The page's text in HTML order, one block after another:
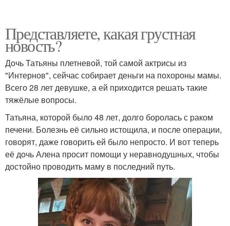
Представляете, какая грустная
новость?
Дочь Татьяны плетневой, той самой актрисы из
"Интернов", сейчас собирает деньги на похороны мамы.
Всего 28 лет девушке, а ей приходится решать такие
тяжёлые вопросы.
Татьяна, которой было 48 лет, долго боролась с раком
печени. Болезнь её сильно истощила, и после операции,
говорят, даже говорить ей было непросто. И вот теперь
её дочь Алена просит помощи у неравнодушных, чтобы
достойно проводить маму в последний путь.